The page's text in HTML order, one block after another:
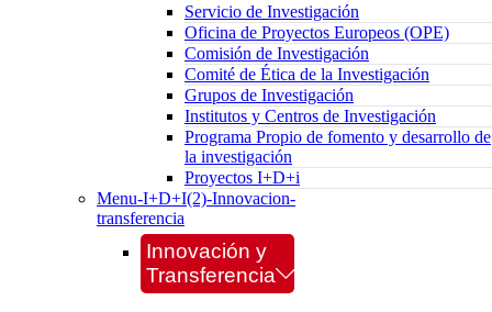
Servicio de Investigación
Oficina de Proyectos Europeos (OPE)
Comisión de Investigación
Comité de Ética de la Investigación
Grupos de Investigación
Institutos y Centros de Investigación
Programa Propio de fomento y desarrollo de
la investigación
Proyectos I+D+i
Menu-I+D+I(2)-Innovacion-
transferencia
Innovación y
Transferencia